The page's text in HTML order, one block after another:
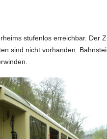
stufenlos erreichbar. Der
sind nicht vorhanden.